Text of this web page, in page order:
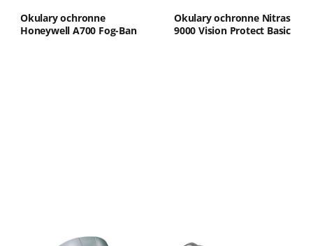
Okulary ochronne
Honeywell A700 Fog-Ban
Okulary ochronne Nitras
9000 Vision Protect Basic